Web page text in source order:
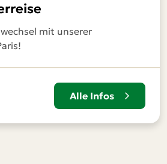
mit unserer
Alle Infos